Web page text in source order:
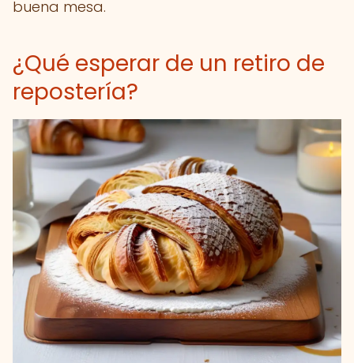
buena mesa.
¿Qué esperar de un retiro de
repostería?